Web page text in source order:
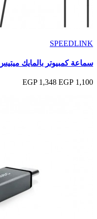
SPEEDLINK
سماعة كمبيوتر بالمايك
1,100 EGP
1,348 EGP